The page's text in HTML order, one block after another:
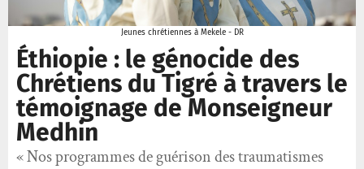
Jeunes chrétiennes à Mekele - DR
Éthiopie : le génocide des
Chrétiens du Tigré à travers le
témoignage de Monseigneur
Medhin
« Nos programmes de guérison des traumatismes